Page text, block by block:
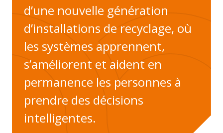
d’une nouvelle génération
d’installations de recyclage, où
les systèmes apprennent,
s’améliorent et aident en
permanence les personnes à
prendre des décisions
intelligentes.